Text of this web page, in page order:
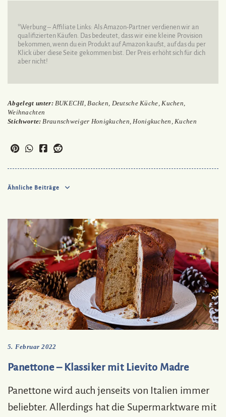
*Werbung – Affiliate Links: Als Amazon-Partner verdienen wir an
qualifizierten Käufen. Das bedeutet, dass wir eine kleine Provision
bekommen, wenn du ein Produkt auf Amazon kaufst, auf das du per
Klick über diese Seite gekommen bist. Der Preis erhöht sich für dich
aber nicht!
Abgelegt unter: BUKECHI, Backen Deutsche Küche Kuchen
Weihnachten
Stichworte: Braunschweiger Honigkuchen Honigkuchen Kuchen
Ähnliche Beiträge
5. Februar 2022
Panettone – Klassiker mit Lievito Madre
Panettone wird auch jenseits von Italien immer
beliebter. Allerdings hat die Supermarktware mit